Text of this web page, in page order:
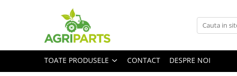
Toate Produsele
TOATE PRODUSELE CONTACT DESPRE NOI